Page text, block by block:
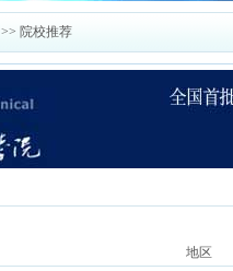
>> 院校推荐
地区